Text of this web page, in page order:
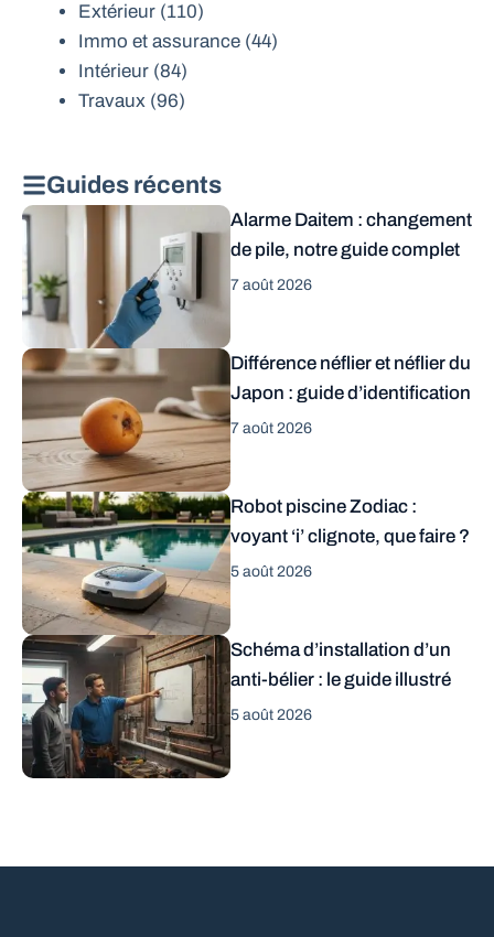
Extérieur (110)
Immo et assurance (44)
Intérieur (84)
Travaux (96)
Guides récents
Alarme Daitem : changement
de pile, notre guide complet
7 août 2026
Différence néflier et néflier du
Japon : guide d’identification
7 août 2026
Robot piscine Zodiac :
voyant ‘i’ clignote, que faire ?
5 août 2026
Schéma d’installation d’un
anti-bélier : le guide illustré
5 août 2026